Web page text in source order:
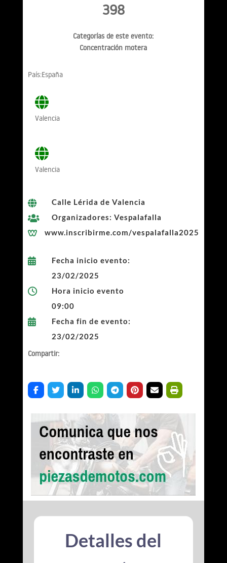
398
Categorías de este evento:
Concentración motera
País:España
Valencia
Valencia

Calle Lérida de Valencia

Organizadores: Vespalafalla
 www.inscribirme.com/vespalafalla2025

Fecha inicio evento:
23/02/2025

Hora inicio evento
09:00

Fecha fin de evento:
23/02/2025
Compartir:
Detalles del